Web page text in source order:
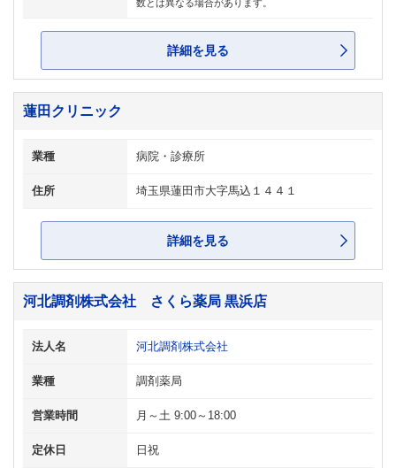
数とは異なる場合があります。
詳細を見る
蓮田クリニック
業種 病院・診療所
住所 埼玉県蓮田市大字馬込１４４１
詳細を見る
河北調剤株式会社 さくら薬局 黒浜店
法人名 河北調剤株式会社
業種 調剤薬局
営業時間 月～土 9:00～18:00
定休日 日祝